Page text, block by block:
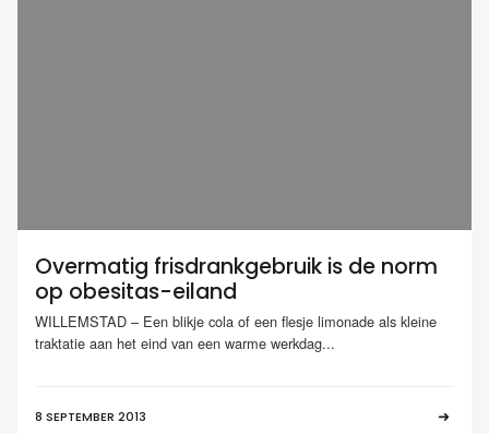
Overmatig frisdrankgebruik is de norm
op obesitas-eiland
WILLEMSTAD – Een blikje cola of een flesje limonade als kleine
traktatie aan het eind van een warme werkdag...
8 SEPTEMBER 2013